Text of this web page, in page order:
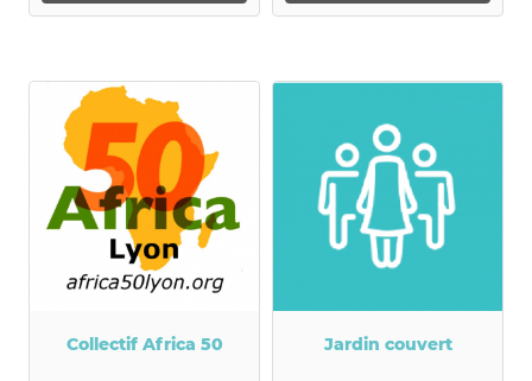
Collectif Africa 50 Jardin couvert